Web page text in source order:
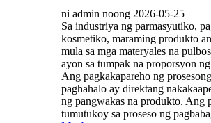
ni admin noong 2026-05-25
Sa industriya ng parmasyutiko,
kosmetiko, maraming produkto
mula sa mga materyales na
ayon sa tumpak na proporsyon
Ang pagkakapareho ng
paghahalo ay direktang
ng pangwakas na produkto. Ang
tumutukoy sa proseso ng